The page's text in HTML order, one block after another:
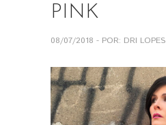
PINK
08/07/2018 - POR: DRI LOPES